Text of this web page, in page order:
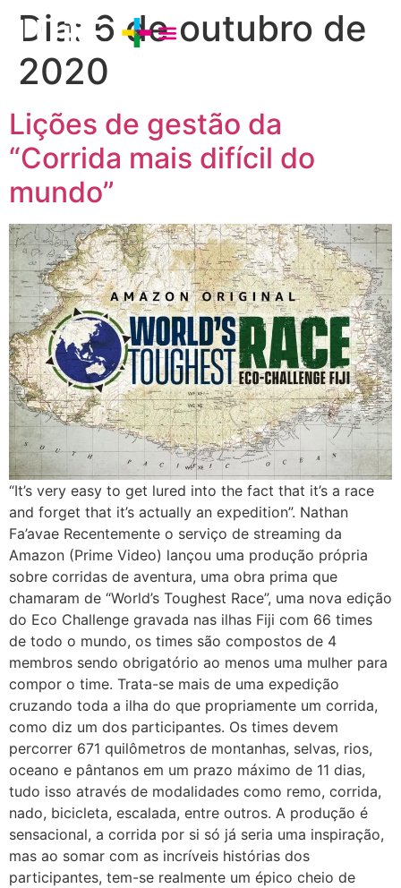
Dia: 6 de outubro de
2020
Lições de gestão da
“Corrida mais difícil do
mundo”
“It’s very easy to get lured into the fact that it’s a race
and forget that it’s actually an expedition”. Nathan
Fa’avae Recentemente o serviço de streaming da
Amazon (Prime Video) lançou uma produção própria
sobre corridas de aventura, uma obra prima que
chamaram de “World’s Toughest Race”, uma nova edição
do Eco Challenge gravada nas ilhas Fiji com 66 times
de todo o mundo, os times são compostos de 4
membros sendo obrigatório ao menos uma mulher para
compor o time. Trata-se mais de uma expedição
cruzando toda a ilha do que propriamente um corrida,
como diz um dos participantes. Os times devem
percorrer 671 quilômetros de montanhas, selvas, rios,
oceano e pântanos em um prazo máximo de 11 dias,
tudo isso através de modalidades como remo, corrida,
nado, bicicleta, escalada, entre outros. A produção é
sensacional, a corrida por si só já seria uma inspiração,
mas ao somar com as incríveis histórias dos
participantes, tem-se realmente um épico cheio de